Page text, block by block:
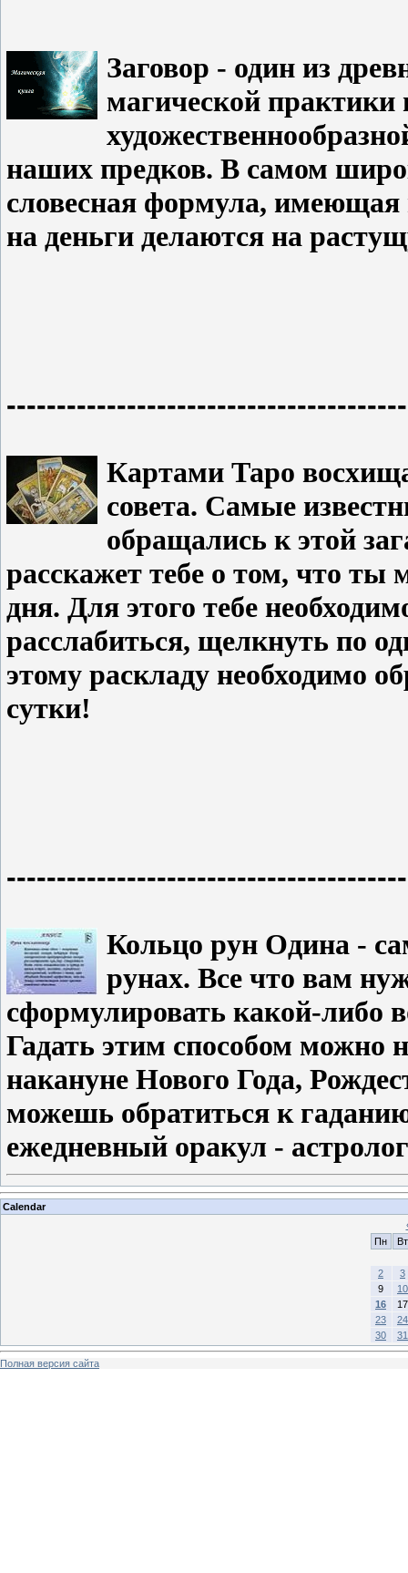
Заговор - один из
магической
наших предков. В самом
словесная формула, имеющая
на деньги делаются на
Картами Таро
совета. Самые
обращались к этой
расскажет тебе о том, что
дня. Для этого тебе
расслабиться, щелкнуть по
этому раскладу необходимо
сутки!
Кольцо рун Одина -
рунах. Все что вам
сформулировать какой-либо
Гадать этим способом можно
накануне Нового Года,
можешь обратиться к
ежедневный оракул -
Calendar
Пн
Вт
2
3
9
10
16
17
23
24
30
31
Полная версия сайта